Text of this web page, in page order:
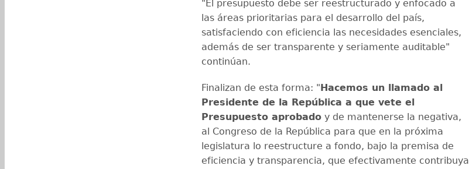
"El presupuesto debe ser reestructurado y enfocado a
las áreas prioritarias para el desarrollo del país,
satisfaciendo con eficiencia las necesidades esenciales,
además de ser transparente y seriamente auditable"
continúan.
Finalizan de esta forma: "Hacemos un llamado al
Presidente de la República a que vete el
Presupuesto aprobado y de mantenerse la negativa,
al Congreso de la República para que en la próxima
legislatura lo reestructure a fondo, bajo la premisa de
eficiencia y transparencia, que efectivamente contribuya